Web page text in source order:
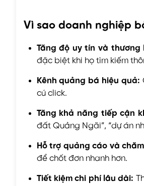
Vì sao doanh nghiệp
Tăng độ uy tín và thương
đặc biệt khi họ tìm kiếm
Kênh quảng bá hiệu quả:
cú click.
Tăng khả năng tiếp cận
đất Quảng Ngãi”, “dự án
Hỗ trợ quảng cáo và
để chốt đơn nhanh hơn.
Tiết kiệm chi phí lâu dài: